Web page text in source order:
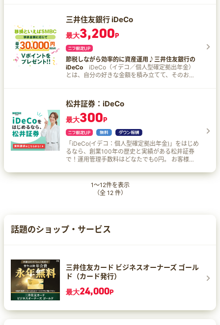
iDeCoをご提供し続けており、おかげさまで加入
者数は No.1！ 初心者の方にも安心して初めていた
だけます。 商品ラインナップのこだわり iDeCoの
運用実績が15年を超えるSBI証券では、お客さまの
ニーズに応えるべく「低コスト」と「バラエテ
ィ」にこだわり、厳選した商品ラインナップを提
供いたします。 手数料のこだわり SBI証券では、
加入資格、積立金額、期間などに関わらず、どな
たでも運営管理手数料を「無料」で提供しており
資が初めての方もご安心ください。 SBI証券では
iDeCo専用サイト 自社運営の電話サポートサービ
ス AIチャットボット など、お客様のiDeCo運用を
トは、ずばり節税効果！ 積立時 iDeCoで積み立て
た金額、すべてが「所得から控除」されます。 運
用時 通常、株や投資信託などの金融商品から得た
利益に対しては20.315％の税金がかかりますが、
す。 受け取り時 iDeCoは原則60歳から「年金形
式」or「一時金形式」or 「年金形式と一時金形式
の併用」のいずれかで、資産を受け取ることがで
きます。 これを「老齢給付金」といい、受取り時
プラットフォームで管理され、提携先の暗号資産
取引所やクリプトファンド、投資機関などで運用
されます。 海外を含めた有力な暗号資産交換業者
や運用会社の協力による独自の手法で運用するた
め、他社専門事業者のサービスと比較しても高い
貸借料率を実現！ 有力な暗号資産運用ファンドな
ど複数機関と資産マネジメント契約を結んでお
り、独自のポートフォリオを構築することで、最
適なリスクリターンにて運用しています。 ビット
スリリース以来、安定した高いパフォーマンスで
最大年利10%を継続中。 セキュリティ対策 お客様
の信頼と資産の保護を最優先に、安心してご利用
いただけるサービスを提供するため、英国の厳格
な金融規制およびコンプライアンス基準を満たす
セキュリティ専門機関『Copper』と連携。
『Copper』は取引所におけるハッキング被害や、
万が一の破綻といった状況においても損失を防ぐ
仕組みを採用しているため、お客様の資産を安全
に保護します。 返還手数料が年4回まで無料 ※年5
げました。 例) 年5回目以降のBTC返還手数料:
0.00015 BTC (改定前比 70%減) 月次複利効果 ビ
三井住友銀行 iDeCo
最大3,200P
節税しながら効率的に資産運用♪三井住友銀行の
iDeCo iDeCo（イデコ／個人型確定拠出年金）
とは、自分の好きな金額を積み立てて、そのお金
タイルに合わせて2コースから選択できます！ み
らいプロジェクトコース： 運営管理機関手数料が
ずっと0円！！先進的な商品を選定しています。
標準コース： 元本確保型商品である定期預金な
ど、幅広い商品を選定しています。 理由2 WEBで
簡単お申し込み！ 理由3 銀行だから長期運用でも
安心！ 理由4 移換でVポイント！対象手続・条件
を満たした方へ移換金額に応じてプレゼント。
iDeCoの税制面での3つのおトク おトク1 掛金は全
3 受取時も税制優遇
松井証券：iDeCo
最大300P
「iDeCo(イデコ：個人型確定拠出年金)」をはじめ
るなら、創業100年の歴史と実績がある松井証券
で！運用管理手数料はどなたでも0円。 お客様の
ナップをご用意。
1～12件を表示
（全 12件）
話題のショップ・サービス
三井住友カード ビジネスオーナーズ ゴール
ド（カード発行）
最大24,000P